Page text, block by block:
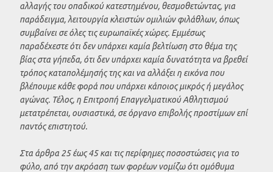
αλλαγής του οπαδικού κατεστημένου, θεσμοθετώντας, για
παράδειγμα, λειτουργία κλειστών ομιλιών φιλάθλων, όπως
συμβαίνει σε όλες τις ευρωπαϊκές χώρες. Εμμέσως
παραδέχεστε ότι δεν υπάρχει καμία βελτίωση στο θέμα της
βίας στα γήπεδα, ότι δεν υπάρχει καμία δυνατότητα να βρεθεί
τρόπος καταπολέμησής της και να αλλάξει η εικόνα που
βλέπουμε κάθε φορά που υπάρχει κάποιος μικρός ή μεγάλος
αγώνας. Τέλος, η Επιτροπή Επαγγελματικού Αθλητισμού
μετατρέπεται, ουσιαστικά, σε όργανο επιβολής προστίμων επί
παντός επιστητού.
Στα άρθρα 25 έως 45 και τις περίφημες ποσοστώσεις για το
φύλο, από την ακρόαση των φορέων νομίζω ότι ομόθυμα